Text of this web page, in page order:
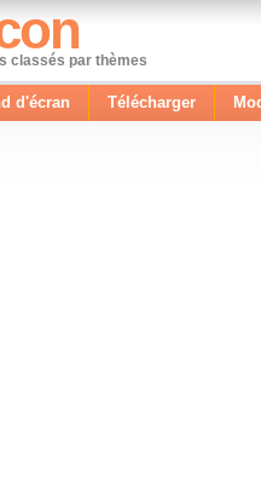
classés par thèmes
d'écran Télécharger